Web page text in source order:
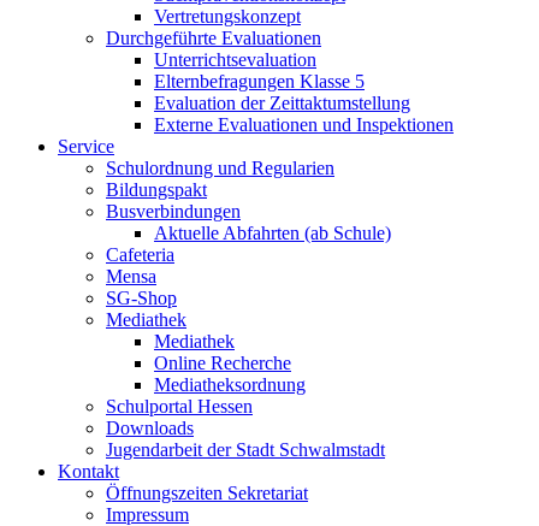
Vertretungskonzept
Durchgeführte Evaluationen
Unterrichtsevaluation
Elternbefragungen Klasse 5
Evaluation der Zeittaktumstellung
Externe Evaluationen und Inspektionen
Service
Schulordnung und Regularien
Bildungspakt
Busverbindungen
Aktuelle Abfahrten (ab Schule)
Cafeteria
Mensa
SG-Shop
Mediathek
Mediathek
Online Recherche
Mediatheksordnung
Schulportal Hessen
Downloads
Jugendarbeit der Stadt Schwalmstadt
Kontakt
Öffnungszeiten Sekretariat
Impressum